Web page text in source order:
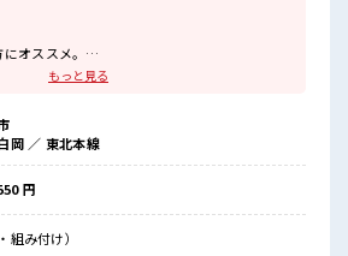
オススメ。
ります♪
れば基本的に自由！
日の服選びに悩まずOK♪
ゲイ≫
するのは不安だけど、
ています！
ップUP目指していきましょう！
≫
仕事です！
もっと見る
岡 ／ 東北本線
円
組み付け）